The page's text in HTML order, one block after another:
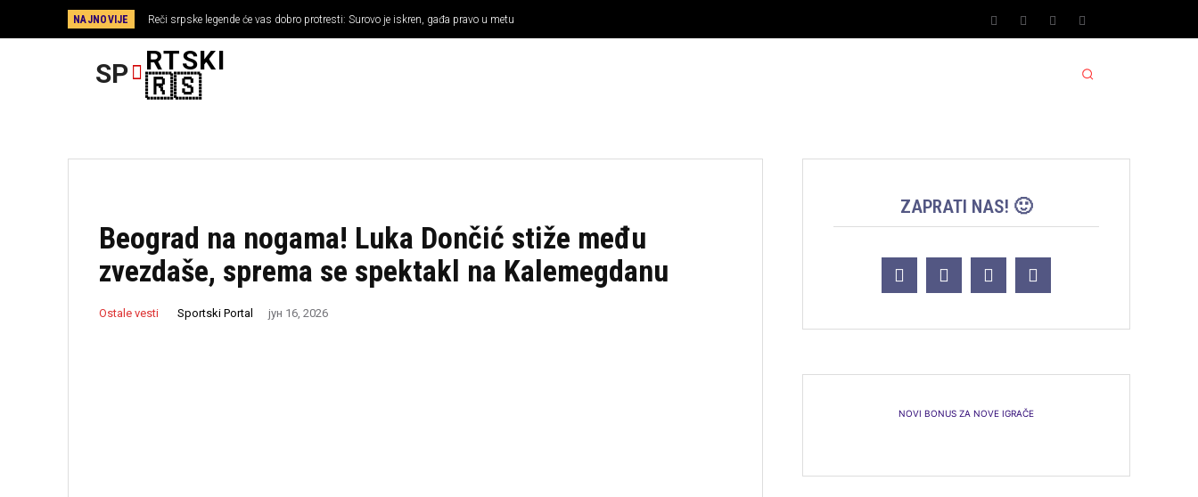
NAJNOVIJE Reči srpske legende će vas dobro protresti: Surovo je iskren, gađa pravo u metu
SP RTSKI
🇷🇸
Beograd na nogama! Luka Dončić stiže među
zvezdaše, sprema se spektakl na Kalemegdanu
Ostale vesti Sportski Portal јун 16, 2026
ZAPRATI NAS! 🙂
NOVI BONUS ZA NOVE IGRAČE